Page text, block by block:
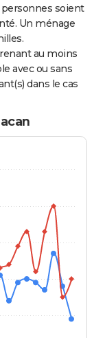
soient
Un ménage
au moins
avec ou sans
dans le cas